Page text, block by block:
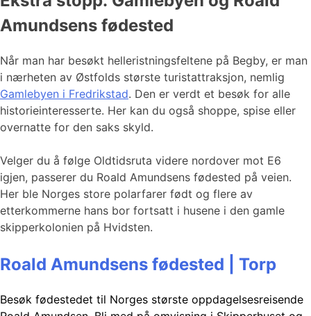
Amundsens fødested
Når man har besøkt helleristningsfeltene på Begby, er man
i nærheten av Østfolds største turistattraksjon, nemlig
Gamlebyen i Fredrikstad. Den er verdt et besøk for alle
historieinteresserte. Her kan du også shoppe, spise eller
overnatte for den saks skyld.
Velger du å følge Oldtidsruta videre nordover mot E6
igjen, passerer du Roald Amundsens fødested på veien.
Her ble Norges store polarfarer født og flere av
etterkommerne hans bor fortsatt i husene i den gamle
skipperkolonien på Hvidsten.
Roald Amundsens fødested | Torp
Besøk fødestedet til Norges største oppdagelsesreisende